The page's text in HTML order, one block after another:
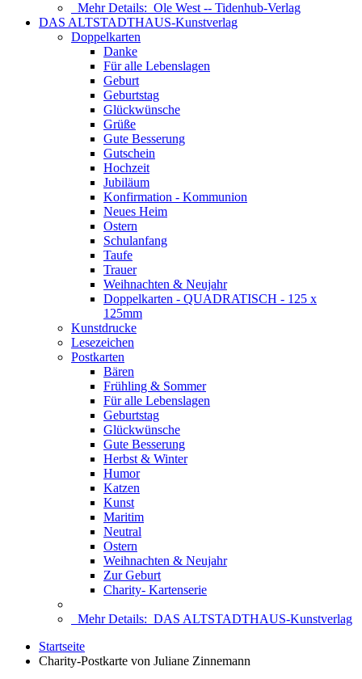
Mehr Details: Ole West -- Tidenhub-Verlag
DAS ALTSTADTHAUS-Kunstverlag
Doppelkarten
Danke
Für alle Lebenslagen
Geburt
Geburtstag
Glückwünsche
Grüße
Gute Besserung
Gutschein
Hochzeit
Jubiläum
Konfirmation - Kommunion
Neues Heim
Ostern
Schulanfang
Taufe
Trauer
Weihnachten & Neujahr
Doppelkarten - QUADRATISCH - 125 x
125mm
Kunstdrucke
Lesezeichen
Postkarten
Bären
Frühling & Sommer
Für alle Lebenslagen
Geburtstag
Glückwünsche
Gute Besserung
Herbst & Winter
Humor
Katzen
Kunst
Maritim
Neutral
Ostern
Weihnachten & Neujahr
Zur Geburt
Charity- Kartenserie
Mehr Details: DAS ALTSTADTHAUS-Kunstverlag
Startseite
Charity-Postkarte von Juliane Zinnemann